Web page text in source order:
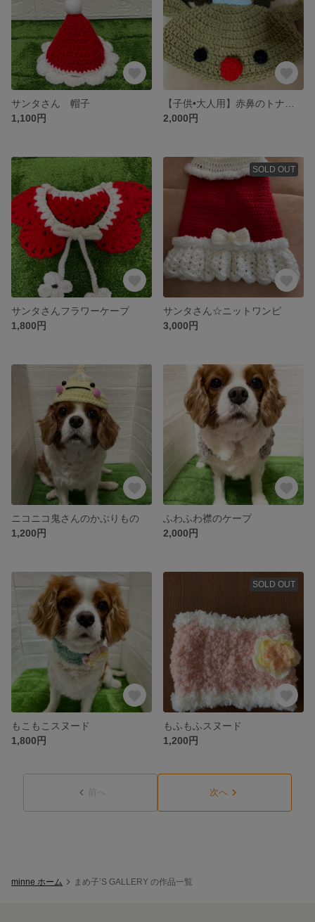
サンタさん 帽子
1,100円
2,000円
サンタさんフラワーケープ
1,800円
SOLD OUT
サンタさん☆ニットワンピ
3,000円
ニコニコ鬼さんのかぶりもの
1,200円
ふわふわ襟のケープ
2,000円
もこもこスヌード
1,800円
SOLD OUT
もふもふスヌード
1,200円
前へ 次へ
minne ホーム まめ子’S GALLERY の作品一覧